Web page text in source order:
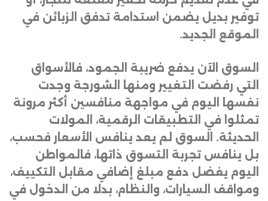
توفير بديل يضمن استدامة تدفق الزبائن في
الموقع الجديد.
السوق الآن يدفع ضريبة الجمود، فالأسواق
التي رفضت التغيير ومنها الشورجة وجدت
نفسها اليوم في مواجهة منافسين أكثر مرونة
تمثلوا في التطبيقات الرقمية، المولات
الحديثة. السوق لم يعد ينافس الأسعار فحسب،
بل ينافس تجربة التسوق ذاتها، فالمواطن
اليوم يفضل دفع مبلغ إضافي مقابل التكييف،
ومواقف السيارات، والنظام، بدلا من الدخول في